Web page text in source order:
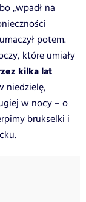
„wpadł na
potem.
które umiały
kilka lat
niedzielę,
w nocy – o
brukselki i